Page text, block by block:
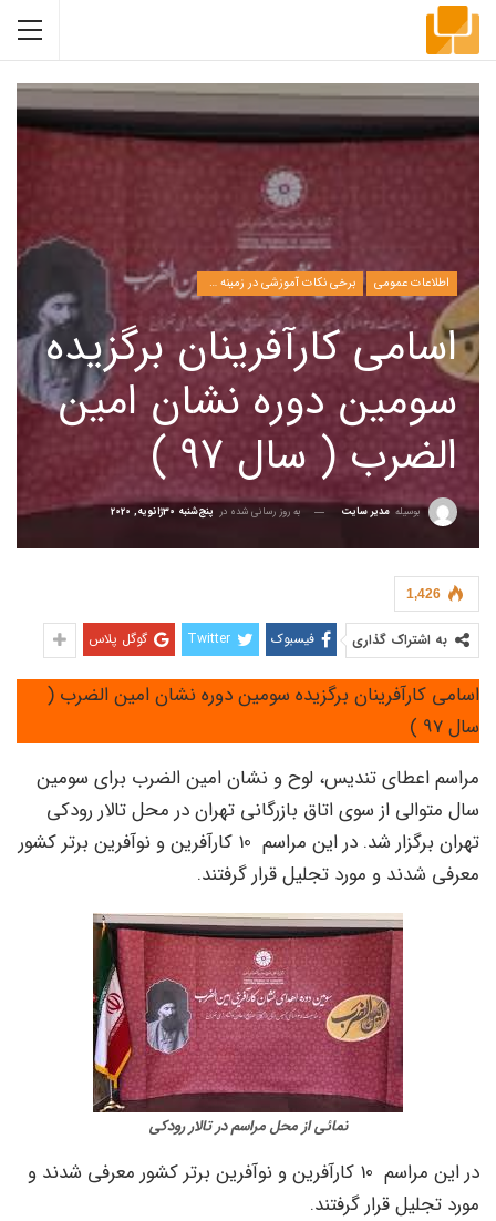
اطلاعات عمومی برخی نکات آموزشی در زمینه مدیریت
اسامی کارآفرینان برگزیده
سومین دوره نشان امین
الضرب ( سال 97 )
بوسیله مدیر سایت به روز رسانی شده در پنج‌شنبه 30ژانویه, 2020
1,426
به اشتراک گذاری فیسبوک Twitter گوگل پلاس
اسامی کارآفرینان برگزیده سومین دوره نشان امین الضرب (
سال 97 )
مراسم اعطاي تنديس، لوح و نشان امين الضرب براي سومين
سال متوالي از سوي اتاق بازرگاني تهران در محل تالار رودکی
تهران برگزار شد. در اين مراسم 10 كارآفرين و نوآفرين برتر كشور
معرفي شدند و مورد تجليل قرار گرفتند.
نمائی از محل مراسم در تالار رودکی
در اين مراسم 10 كارآفرين و نوآفرين برتر كشور معرفي شدند و
مورد تجليل قرار گرفتند.